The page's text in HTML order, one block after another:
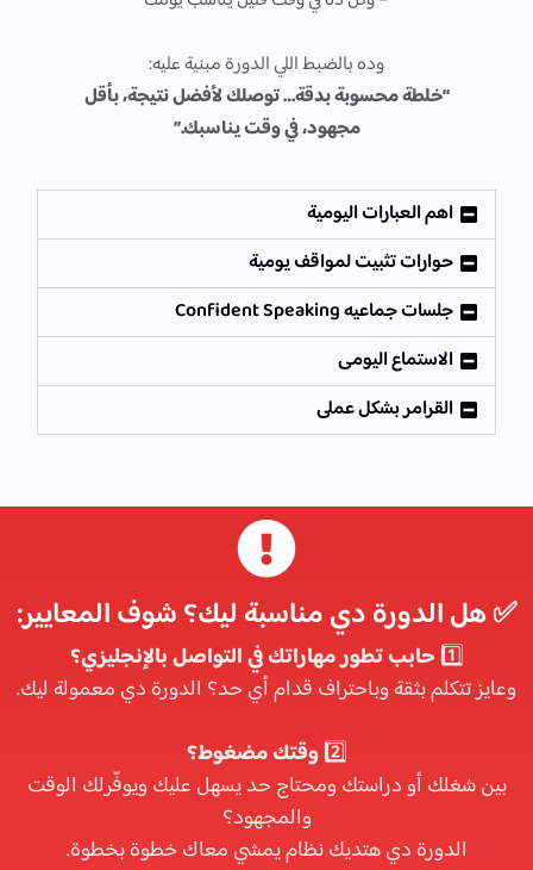
وده بالضبط اللي الدورة مبنية عليه:
“خلطة محسوبة بدقة… توصلك لأفضل نتيجة، بأقل
مجهود، في وقت يناسبك.”
اهم العبارات اليومية
حوارات تثبيت لمواقف يومية
جلسات جماعيه Confident Speaking
الاستماع اليومى
القرامر بشكل عملى
✅ هل الدورة دي مناسبة ليك؟ شوف المعايير:
1️⃣ حابب تطور مهاراتك في التواصل بالإنجليزي؟
وعايز تتكلم بثقة وباحتراف قدام أي حد؟ الدورة دي معمولة ليك.
2️⃣وقتك مضغوط؟
بين شغلك أو دراستك ومحتاج حد يسهل عليك ويوفّرلك الوقت
والمجهود؟
الدورة دي هتديك نظام يمشي معاك خطوة بخطوة.